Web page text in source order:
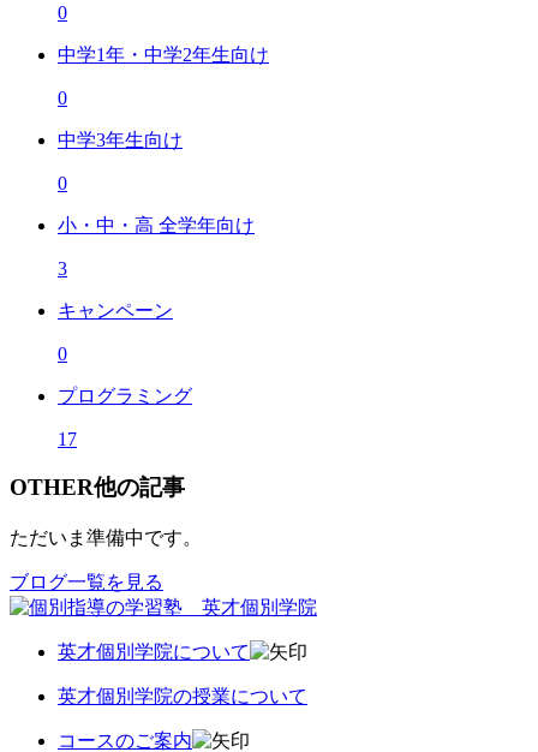
0
中学1年・中学2年生向け
0
中学3年生向け
0
小・中・高 全学年向け
3
キャンペーン
0
プログラミング
17
OTHER他の記事
ただいま準備中です。
ブログ一覧を見る
英才個別学院について
英才個別学院の授業について
コースのご案内